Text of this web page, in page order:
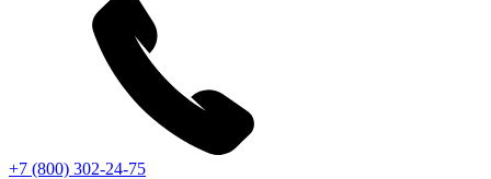
+7 (800) 302-24-75